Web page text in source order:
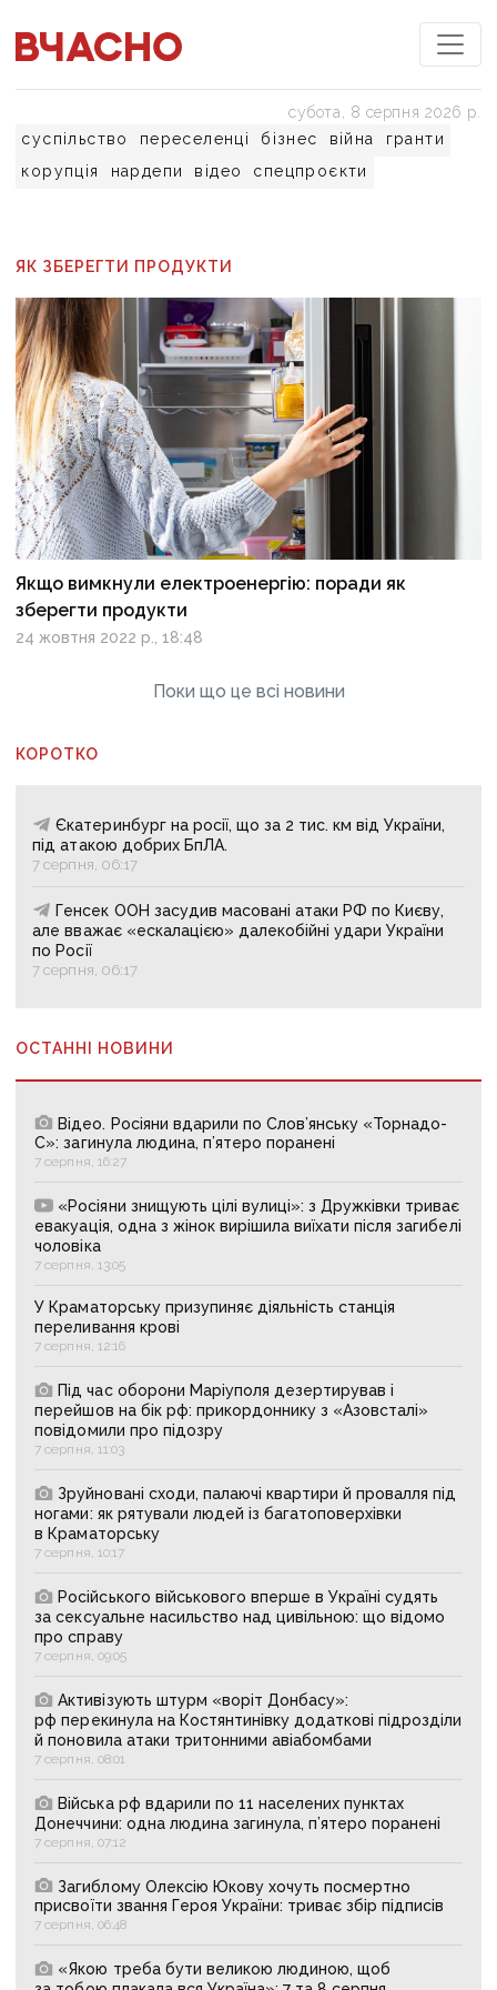
суспільство переселенці бізнес війна
гранти
корупція
нардепи відео спецпроєкти
субота, 8 серпня 2026 р.
ЯК ЗБЕРЕГТИ ПРОДУКТИ
Якщо вимкнули електроенергію: поради як
зберегти продукти
24 жовтня 2022 р., 18:48
Поки що це всі новини
КОРОТКО
Єкатеринбург на росії, що за 2 тис. км від України,
під атакою добрих БпЛА.
7 серпня, 06:17
Генсек ООН засудив масовані атаки РФ по Києву,
але вважає «ескалацією» далекобійні удари України
по Росії
7 серпня, 06:17
ОСТАННІ НОВИНИ
Відео. Росіяни вдарили по Слов’янську «Торнадо-
С»: загинула людина, п’ятеро поранені
7 серпня, 16:27
«Росіяни знищують цілі вулиці»: з Дружківки триває
евакуація, одна з жінок вирішила виїхати після загибелі
чоловіка
7 серпня, 13:05
У Краматорську призупиняє діяльність станція
переливання крові
7 серпня, 12:16
Під час оборони Маріуполя дезертирував і
перейшов на бік рф: прикордоннику з «Азовсталі»
повідомили про підозру
7 серпня, 11:03
Зруйновані сходи, палаючі квартири й провалля під
ногами: як рятували людей із багатоповерхівки
в Краматорську
7 серпня, 10:17
Російського військового вперше в Україні судять
за сексуальне насильство над цивільною: що відомо
про справу
7 серпня, 09:05
Активізують штурм «воріт Донбасу»:
рф перекинула на Костянтинівку додаткові підрозділи
й поновила атаки тритонними авіабомбами
7 серпня, 08:01
Війська рф вдарили по 11 населених пунктах
Донеччини: одна людина загинула, п’ятеро поранені
7 серпня, 07:12
Загиблому Олексію Юкову хочуть посмертно
присвоїти звання Героя України: триває збір підписів
7 серпня, 06:48
«Якою треба бути великою людиною, щоб